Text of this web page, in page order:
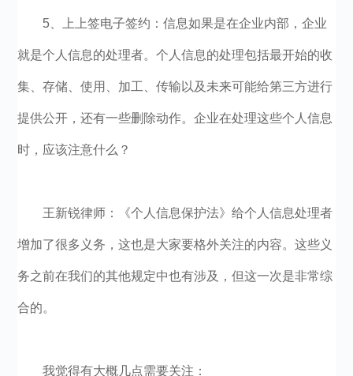
5、上上签电子签约：信息如果是在企业内部，企业
就是个人信息的处理者。个人信息的处理包括最开始的收
集、存储、使用、加工、传输以及未来可能给第三方进行
提供公开，还有一些删除动作。企业在处理这些个人信息
时，应该注意什么？
王新锐律师：《个人信息保护法》给个人信息处理者
增加了很多义务，这也是大家要格外关注的内容。这些义
务之前在我们的其他规定中也有涉及，但这一次是非常综
合的。
我觉得有大概几点需要关注：